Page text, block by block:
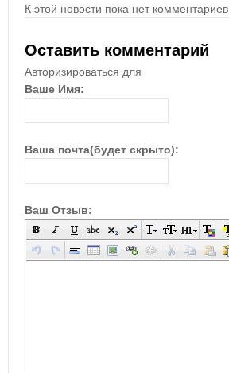
К этой новости пока нет комментариев.
Оставить комментарий
Авторизироваться для
Ваше Имя:
Ваша почта(будет скрыто):
Ваш Отзыв: